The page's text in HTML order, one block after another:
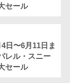
セール
日〜6月11日ま
レル・スニー
セール